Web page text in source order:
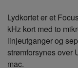
Lydkortet er et
kHz kort med to
linjeutganger og
strømforsynes over
mac.